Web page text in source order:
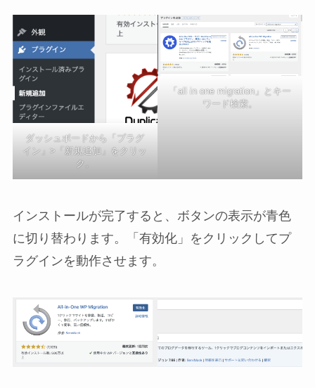
ダッシュボードから「プラグ
イン」>「新規追加」をクリッ
ク。
「all in one migration」とキー
ワード検索。
インストールが完了すると、ボタンの表示が青色
に切り替わります。「有効化」をクリックしてプ
ラグインを動作させます。